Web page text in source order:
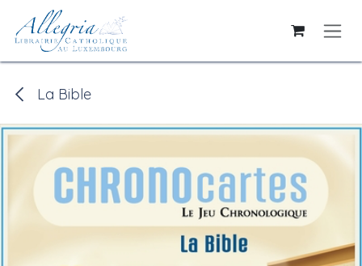
Se rendre au contenu
La Bible